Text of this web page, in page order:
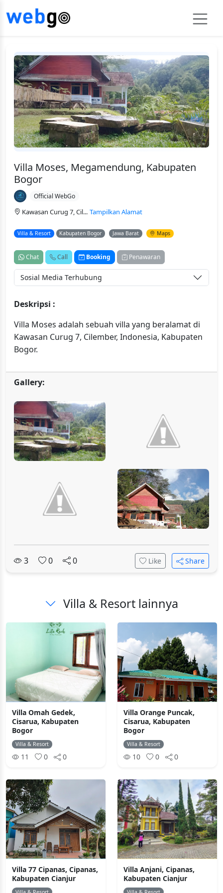
Villa Moses, Megamendung, Kabupaten
Bogor
Official WebGo
Kawasan Curug 7, Cil... Tampilkan Alamat
Villa & Resort Kabupaten Bogor Jawa Barat Maps
Chat Call Booking Penawaran
Sosial Media Terhubung
Deskripsi :
Villa Moses adalah sebuah villa yang beralamat di
Kawasan Curug 7, Cilember, Indonesia, Kabupaten
Bogor.
Gallery:
3 0 0 Like Share
Villa & Resort lainnya
Villa Omah Gedek,
Cisarua, Kabupaten
Bogor
Villa & Resort
11 0 0
Villa Orange Puncak,
Cisarua, Kabupaten
Bogor
Villa & Resort
10 0 0
Villa 77 Cipanas, Cipanas,
Kabupaten Cianjur
Villa Anjani, Cipanas,
Kabupaten Cianjur